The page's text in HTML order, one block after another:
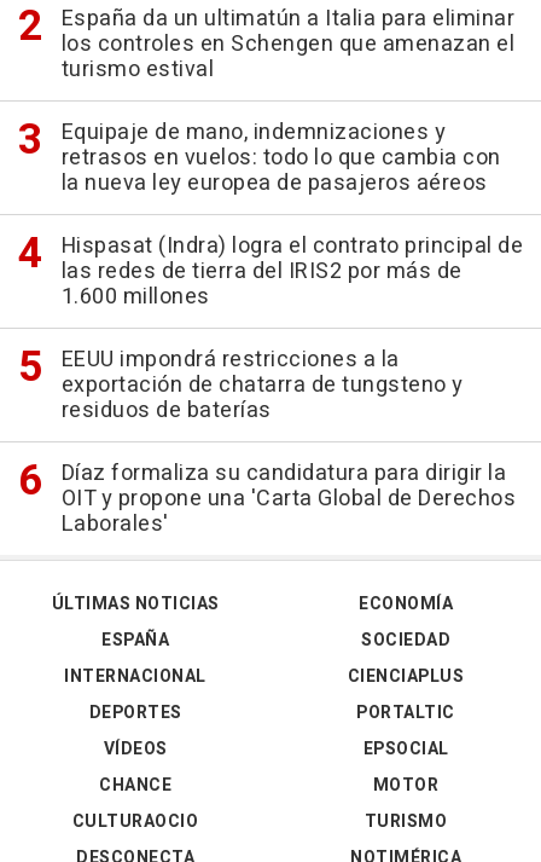
España da un ultimatún a Italia para eliminar
los controles en Schengen que amenazan el
turismo estival
Equipaje de mano, indemnizaciones y
retrasos en vuelos: todo lo que cambia con
la nueva ley europea de pasajeros aéreos
Hispasat (Indra) logra el contrato principal de
las redes de tierra del IRIS2 por más de
1.600 millones
EEUU impondrá restricciones a la
exportación de chatarra de tungsteno y
residuos de baterías
Díaz formaliza su candidatura para dirigir la
OIT y propone una 'Carta Global de Derechos
Laborales'
ÚLTIMAS NOTICIAS
ESPAÑA
INTERNACIONAL
DEPORTES
VÍDEOS
ECONOMÍA
SOCIEDAD
CIENCIAPLUS
PORTALTIC
EPSOCIAL
CHANCE
CULTURAOCIO
MOTOR
TURISMO